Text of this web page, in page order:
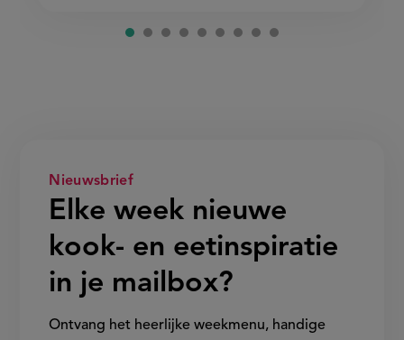
Nieuwsbrief
Elke week nieuwe
kook- en eetinspiratie
in je mailbox?
Ontvang het heerlijke weekmenu, handige